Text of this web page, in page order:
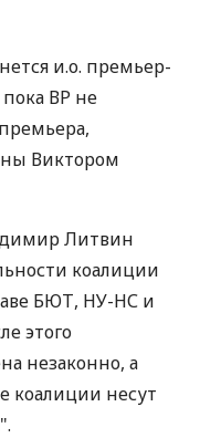
и.о. премьер-
ВР не
Виктором
Литвин
коалиции
БЮТ, НУ-НС и
этого
незаконно, а
коалиции несут